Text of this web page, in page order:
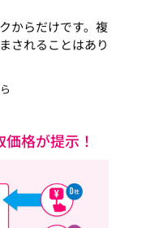
からだけです。複
されることはあり
格が提示！